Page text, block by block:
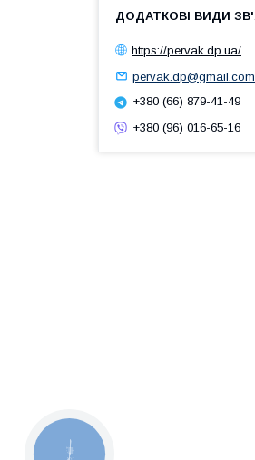
https://pervak.dp.ua/
pervak.dp@gmail.com
+380 (66) 879-41-49
+380 (96) 016-65-16
КНОПКА